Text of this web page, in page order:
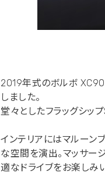
2019年式のボルボ XC90
しました。
堂々としたフラッグシッ
インテリアにはマルーン
な空間を演出。マッサー
適なドライブをお楽しみ